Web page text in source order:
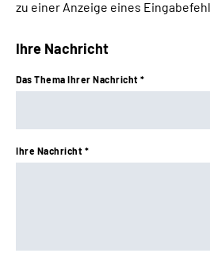
zu einer Anzeige eines
Ihre Nachricht
Das Thema Ihrer Nachricht *
Ihre Nachricht *